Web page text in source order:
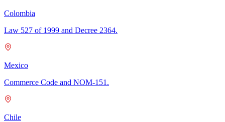
Colombia
Law 527 of 1999 and Decree 2364.
Mexico
Commerce Code and NOM-151.
Chile